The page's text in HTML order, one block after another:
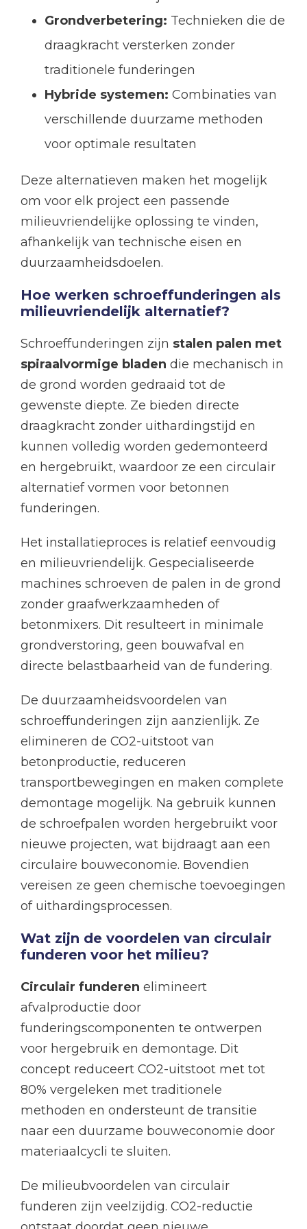
Grondverbetering: Technieken die de
draagkracht versterken zonder
traditionele funderingen
Hybride systemen: Combinaties van
verschillende duurzame methoden
voor optimale resultaten
Deze alternatieven maken het mogelijk
om voor elk project een passende
milieuvriendelijke oplossing te vinden,
afhankelijk van technische eisen en
duurzaamheidsdoelen.
Hoe werken schroeffunderingen als
milieuvriendelijk alternatief?
Schroeffunderingen zijn stalen palen met
spiraalvormige bladen die mechanisch in
de grond worden gedraaid tot de
gewenste diepte. Ze bieden directe
draagkracht zonder uithardingstijd en
kunnen volledig worden gedemonteerd
en hergebruikt, waardoor ze een circulair
alternatief vormen voor betonnen
funderingen.
Het installatieproces is relatief eenvoudig
en milieuvriendelijk. Gespecialiseerde
machines schroeven de palen in de grond
zonder graafwerkzaamheden of
betonmixers. Dit resulteert in minimale
grondverstoring, geen bouwafval en
directe belastbaarheid van de fundering.
De duurzaamheidsvoordelen van
schroeffunderingen zijn aanzienlijk. Ze
elimineren de CO2-uitstoot van
betonproductie, reduceren
transportbewegingen en maken complete
demontage mogelijk. Na gebruik kunnen
de schroefpalen worden hergebruikt voor
nieuwe projecten, wat bijdraagt aan een
circulaire bouweconomie. Bovendien
vereisen ze geen chemische toevoegingen
of uithardingsprocessen.
Wat zijn de voordelen van circulair
funderen voor het milieu?
Circulair funderen elimineert
afvalproductie door
funderingscomponenten te ontwerpen
voor hergebruik en demontage. Dit
concept reduceert CO2-uitstoot met tot
80% vergeleken met traditionele
methoden en ondersteunt de transitie
naar een duurzame bouweconomie door
materiaalcycli te sluiten.
De milieubvoordelen van circulair
funderen zijn veelzijdig. CO2-reductie